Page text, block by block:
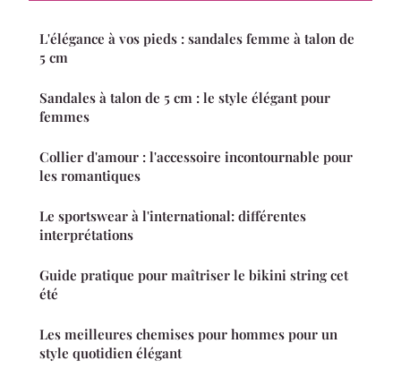
L'élégance à vos pieds : sandales femme à talon de
5 cm
Sandales à talon de 5 cm : le style élégant pour
femmes
Collier d'amour : l'accessoire incontournable pour
les romantiques
Le sportswear à l'international: différentes
interprétations
Guide pratique pour maîtriser le bikini string cet
été
Les meilleures chemises pour hommes pour un
style quotidien élégant